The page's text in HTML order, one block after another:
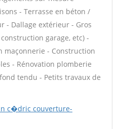
- Terrasse en béton /
- Dallage extérieur - Gros
garage, etc) -
maçonnerie - Construction
- Rénovation plomberie
tendu - Petits travaux de
c�dric couverture-